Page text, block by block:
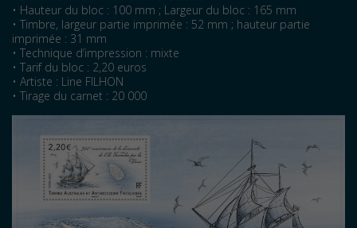
• Hauteur du bloc : 100 mm ; Largeur du bloc : 165 mm
• Timbre, largeur partie imprimée : 52 mm ; hauteur partie
imprimée : 31 mm
• Technique d’impression : mixte
• Tarif du bloc : 2,20 euros
• Artiste : Line FILHON
• Tirage du carnet : 20 000